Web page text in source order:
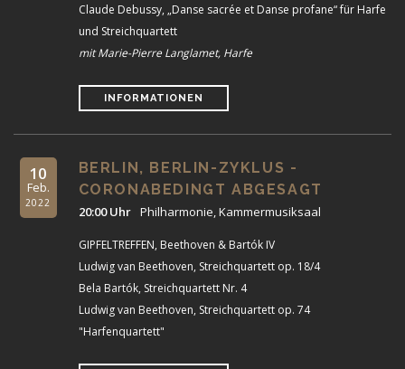
Claude Debussy, „Danse sacrée et Danse profane“ für Harfe
und Streichquartett
mit Marie-Pierre Langlamet, Harfe
INFORMATIONEN
10
Feb.
2022
BERLIN, BERLIN-ZYKLUS -
CORONABEDINGT ABGESAGT
20:00 Uhr Philharmonie, Kammermusiksaal
GIPFELTREFFEN, Beethoven & Bartók IV
Ludwig van Beethoven, Streichquartett op. 18/4
Bela Bartók, Streichquartett Nr. 4
Ludwig van Beethoven, Streichquartett op. 74
"Harfenquartett"